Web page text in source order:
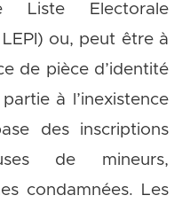
Liste Electorale
ou, peut être à
de pièce d’identité
à l’inexistence
des inscriptions
de mineurs,
condamnées. Les